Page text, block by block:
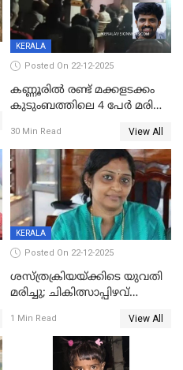
KERALA
Posted On 22-12-2025
കണ്ണൂരിൽ രണ്ട് മക്കളടക്കം
കുടുംബത്തിലെ 4 പേർ മരിച്ച
30 Min Read View All
KERALA
Posted On 22-12-2025
ശസ്ത്രക്രിയയ്‌ക്കിടെ യുവതി
മരിച്ചു; ചികിത്സാപ്പിഴവ്
സംഭവം മാവേലിക്കരയിൽ
1 Min Read View All